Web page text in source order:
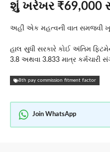
શું ખરેખર ₹69,000
અહીં એક મહત્વની વાત સમજવી
હાલ સુધી સરકારે કોઈ અંતિમ
3.8 અથવા 3.833 માત્ર કર્મચારી
8th pay commission fitment factor
Join WhatsApp